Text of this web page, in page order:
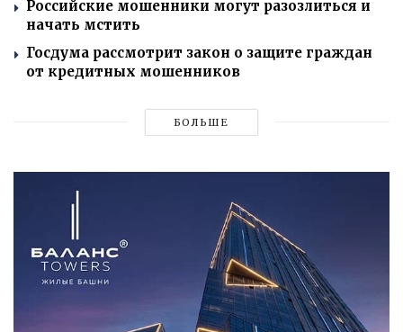
Российские мошенники могут разозлиться и
начать мстить
Госдума рассмотрит закон о защите граждан
от кредитных мошенников
БОЛЬШЕ